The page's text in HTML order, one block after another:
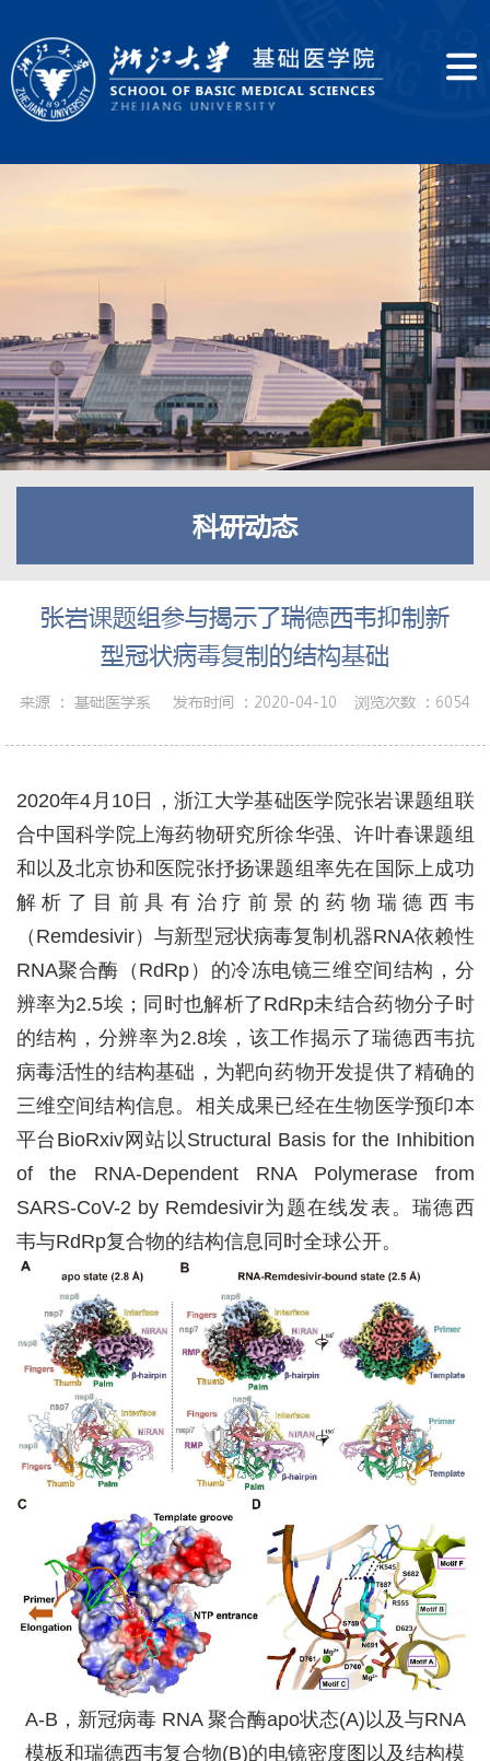
科研动态
张岩课题组参与揭示了瑞德西韦抑制新
型冠状病毒复制的结构基础
来源 ： 基础医学系 发布时间 ： 2020-04-10 浏览次数 ： 6054
2020年4月10日，浙江大学基础医学院张岩课题组联
合中国科学院上海药物研究所徐华强、许叶春课题组
和以及北京协和医院张抒扬课题组率先在国际上成功
解析了目前具有治疗前景的药物瑞德西韦
（Remdesivir）与新型冠状病毒复制机器RNA依赖性
RNA聚合酶（RdRp）的冷冻电镜三维空间结构，分
辨率为2.5埃；同时也解析了RdRp未结合药物分子时
的结构，分辨率为2.8埃，该工作揭示了瑞德西韦抗
病毒活性的结构基础，为靶向药物开发提供了精确的
三维空间结构信息。相关成果已经在生物医学预印本
平台BioRxiv网站以Structural Basis for the Inhibition
of the RNA-Dependent RNA Polymerase from
SARS-CoV-2 by Remdesivir为题在线发表。瑞德西
韦与RdRp复合物的结构信息同时全球公开。
A-B，新冠病毒 RNA 聚合酶apo状态(A)以及与RNA
模板和瑞德西韦复合物(B)的电镜密度图以及结构模